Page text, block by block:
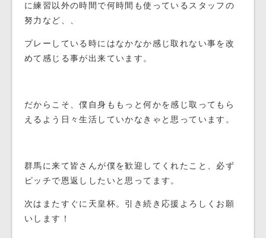
に練習以外の時間で何時間も使っているスタッフの
努力など、、
プレーしている時にはなかなか感じ取れない事を改
めて感じる事が出来ています。
だからこそ、僕自身ももっと何かを感じ取ってもら
えるよう日々生活していかなきゃと思っています。
群馬に来て皆さんが僕を歓迎してくれたこと、必ず
ピッチで恩返ししたいと思ってます。
次はまたすぐに天皇杯。引き続き応援よろしくお願
いします！